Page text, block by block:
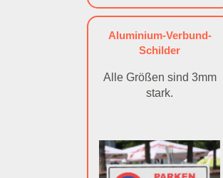
Aluminium-Verbund-
Schilder
Alle Größen sind 3mm
stark.